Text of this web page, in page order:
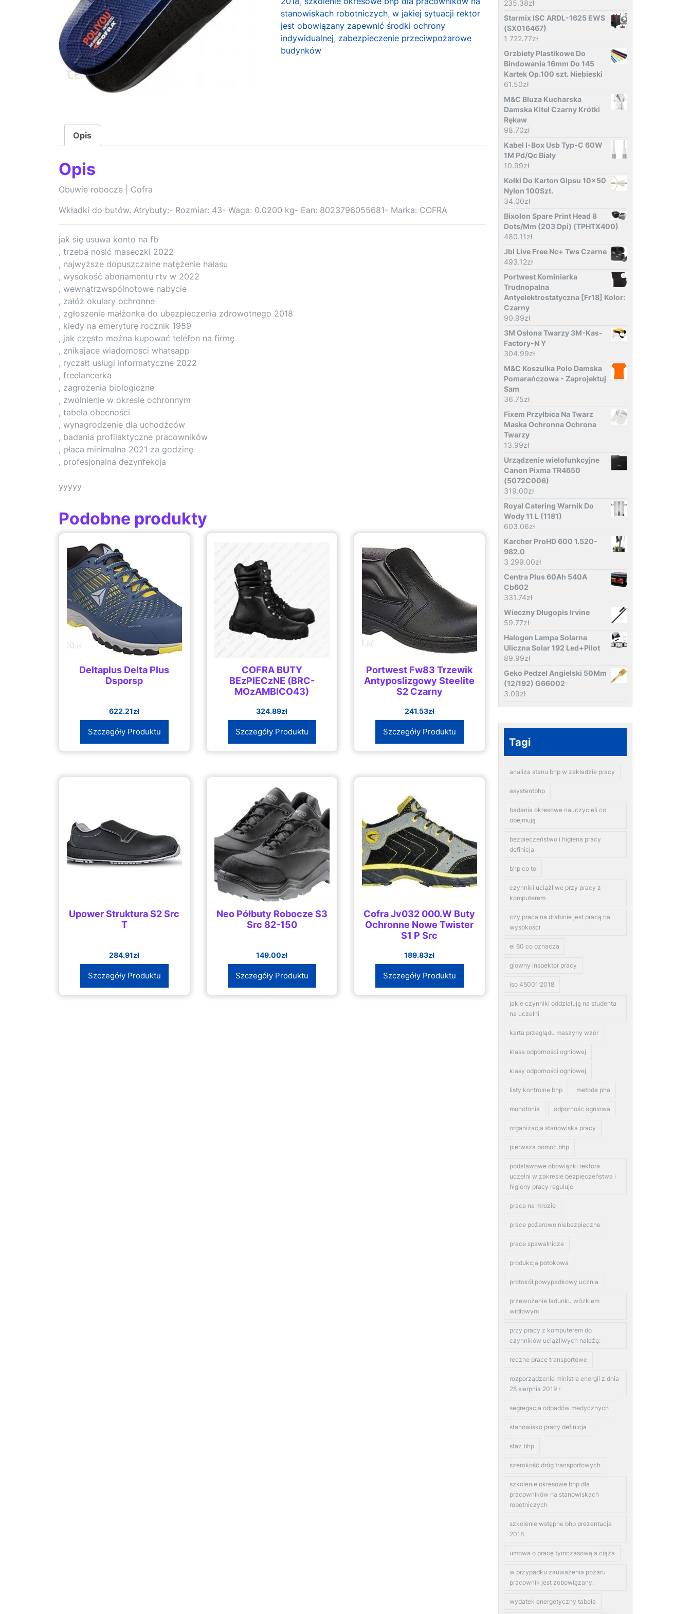
stanowiskach robotniczych,w jakiej sytuacji rektor
jest obowiązany zapewnić środki ochrony
indywidualnej, zabezpieczenie przeciwpożarowe
budynków
Opis
Opis
Obuwie robocze | Cofra
Wkładki do butów. Atrybuty:- Rozmiar: 43- Waga: 0.0200 kg- Ean: 8023796055681- Marka: COFRA
jak się usuwa konto na fb
, trzeba nosić maseczki 2022
, najwyższe dopuszczalne natężenie hałasu
, wysokość abonamentu rtv w 2022
, wewnątrzwspólnotowe nabycie
, załóż okulary ochronne
, zgłoszenie małżonka do ubezpieczenia zdrowotnego 2018
, kiedy na emeryturę rocznik 1959
, jak często można kupować telefon na firmę
, znikajace wiadomosci whatsapp
, ryczałt usługi informatyczne 2022
, freelancerka
, zagrożenia biologiczne
, zwolnienie w okresie ochronnym
, tabela obecności
, wynagrodzenie dla uchodźców
, badania profilaktyczne pracowników
, płaca minimalna 2021 za godzinę
, profesjonalna dezynfekcja
yyyyy
Podobne produkty
Deltaplus Delta Plus
Dsporsp
622.21zł
Szczegóły Produktu
COFRA BUTY
BEzPIECzNE (BRC-
MOzAMBICO43)
324.89zł
Szczegóły Produktu
Portwest Fw83 Trzewik
Antyposlizgowy Steelite
S2 Czarny
241.53zł
Szczegóły Produktu
Upower Struktura S2 Src
T
284.91zł
Szczegóły Produktu
Neo Półbuty Robocze S3
Src 82-150
149.00zł
Szczegóły Produktu
Cofra Jv032 000.W Buty
Ochronne Nowe Twister
S1 P Src
189.83zł
Szczegóły Produktu
235.38zł
Starmix ISC ARDL-1625 EWS
(SX016467)
1 722.77zł
Grzbiety Plastikowe Do
Bindowania 16mm Do 145
Kartek Op.100 szt. Niebieski
61.50zł
M&C Bluza Kucharska
Damska Kitel Czarny Krótki
Rękaw
98.70zł
Kabel I-Box Usb Typ-C 60W
1M Pd/Qc Biały
10.99zł
Kołki Do Karton Gipsu 10x50
Nylon 100Szt.
34.00zł
Bixolon Spare Print Head 8
Dots/Mm (203 Dpi) (TPHTX400)
480.11zł
Jbl Live Free Nc+ Tws Czarne
493.12zł
Portwest Kominiarka
Trudnopalna
Antyelektrostatyczna [Fr18] Kolor:
Czarny
90.99zł
3M Osłona Twarzy 3M-Kas-
Factory-N Y
304.99zł
M&C Koszulka Polo Damska
Pomarańczowa - Zaprojektuj
Sam
36.75zł
Fixem Przyłbica Na Twarz
Maska Ochronna Ochrona
Twarzy
13.99zł
Urządzenie wielofunkcyjne
Canon Pixma TR4650
(5072C006)
319.00zł
Royal Catering Warnik Do
Wody 11 L (1181)
603.06zł
Karcher ProHD 600 1.520-
982.0
3 299.00zł
Centra Plus 60Ah 540A
Cb602
331.74zł
Wieczny Długopis Irvine
59.77zł
Halogen Lampa Solarna
Uliczna Solar 192 Led+Pilot
89.99zł
Geko Pedzel Angielski 50Mm
(12/192) G66002
3.09zł
Tagi
analiza stanu bhp w zakładzie pracy
asystentbhp
badania okresowe nauczycieli co
obejmują
bezpieczeństwo i higiena pracy
definicja
bhp co to
czynniki uciążliwe przy pracy z
komputerem
czy praca na drabinie jest pracą na
wysokości
ei 60 co oznacza
glowny inspektor pracy
iso 45001:2018
jakie czynniki oddziałują na studenta
na uczelni
karta przeglądu maszyny wzór
klasa odporności ogniowej
klasy odporności ogniowej
listy kontrolne bhp metoda pha
monotonia odpornośc ogniowa
organizacja stanowiska pracy
pierwsza pomoc bhp
podstawowe obowiązki rektora
uczelni w zakresie bezpieczeństwa i
higieny pracy reguluje
praca na mrozie
prace pożarowo niebezpieczne
prace spawalnicze
produkcja potokowa
protokół powypadkowy ucznia
przewożenie ładunku wózkiem
widłowym
przy pracy z komputerem do
czynników uciążliwych należą:
reczne prace transportowe
rozporządzenie ministra energii z dnia
28 sierpnia 2019 r
segregacja odpadów medycznych
stanowisko pracy definicja
staz bhp
szerokość dróg transportowych
szkolenie okresowe bhp dla
pracowników na stanowiskach
robotniczych
szkolenie wstępne bhp prezentacja
2018
umowa o pracę tymczasową a ciąża
w przypadku zauważenia pożaru
pracownik jest zobowiązany:
wydatek energetyczny tabela